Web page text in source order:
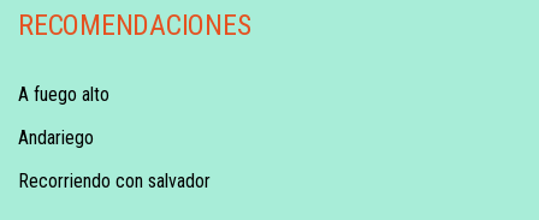
RECOMENDACIONES
A fuego alto
Andariego
Recorriendo con salvador